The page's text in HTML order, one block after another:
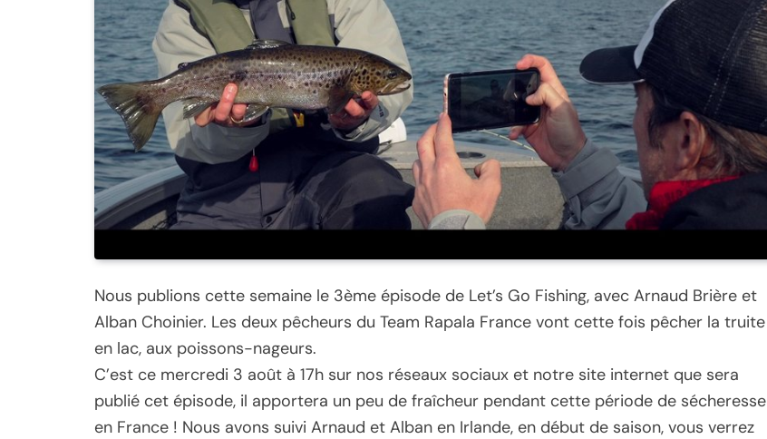
Nous publions cette semaine le 3ème épisode de Let’s Go Fishing, avec Arnaud Brière et
Alban Choinier. Les deux pêcheurs du Team Rapala France vont cette fois pêcher la truite
en lac, aux poissons-nageurs.
C’est ce mercredi 3 août à 17h sur nos réseaux sociaux et notre site internet que sera
publié cet épisode, il apportera un peu de fraîcheur pendant cette période de sécheresse
en France ! Nous avons suivi Arnaud et Alban en Irlande, en début de saison, vous verrez